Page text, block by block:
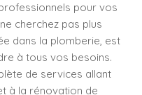
pour vos
cherchez pas plus
dans la plomberie, est
à tous vos besoins.
de services allant
à la rénovation de